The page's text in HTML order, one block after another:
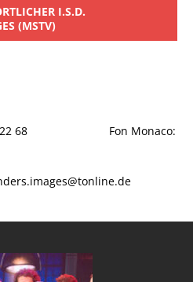
I.S.D.
(MSTV)
490 22 68 Fon Monaco: